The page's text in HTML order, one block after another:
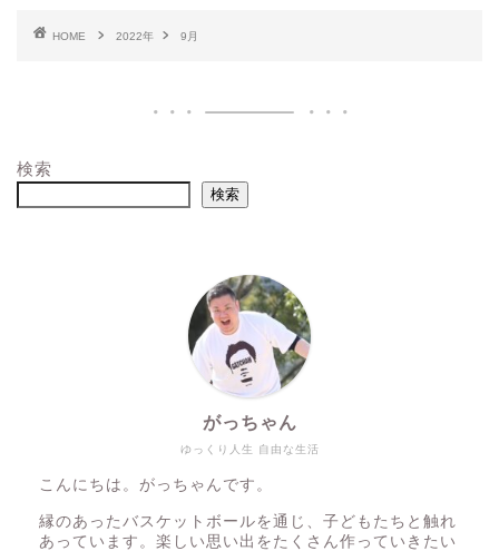
HOME 2022年 9月
検索
検索
ゆっくり人生 自由な生活
がっちゃん
こんにちは。がっちゃんです。
縁のあったバスケットボールを通じ、子どもたちと触れ
あっています。楽しい思い出をたくさん作っていきたい